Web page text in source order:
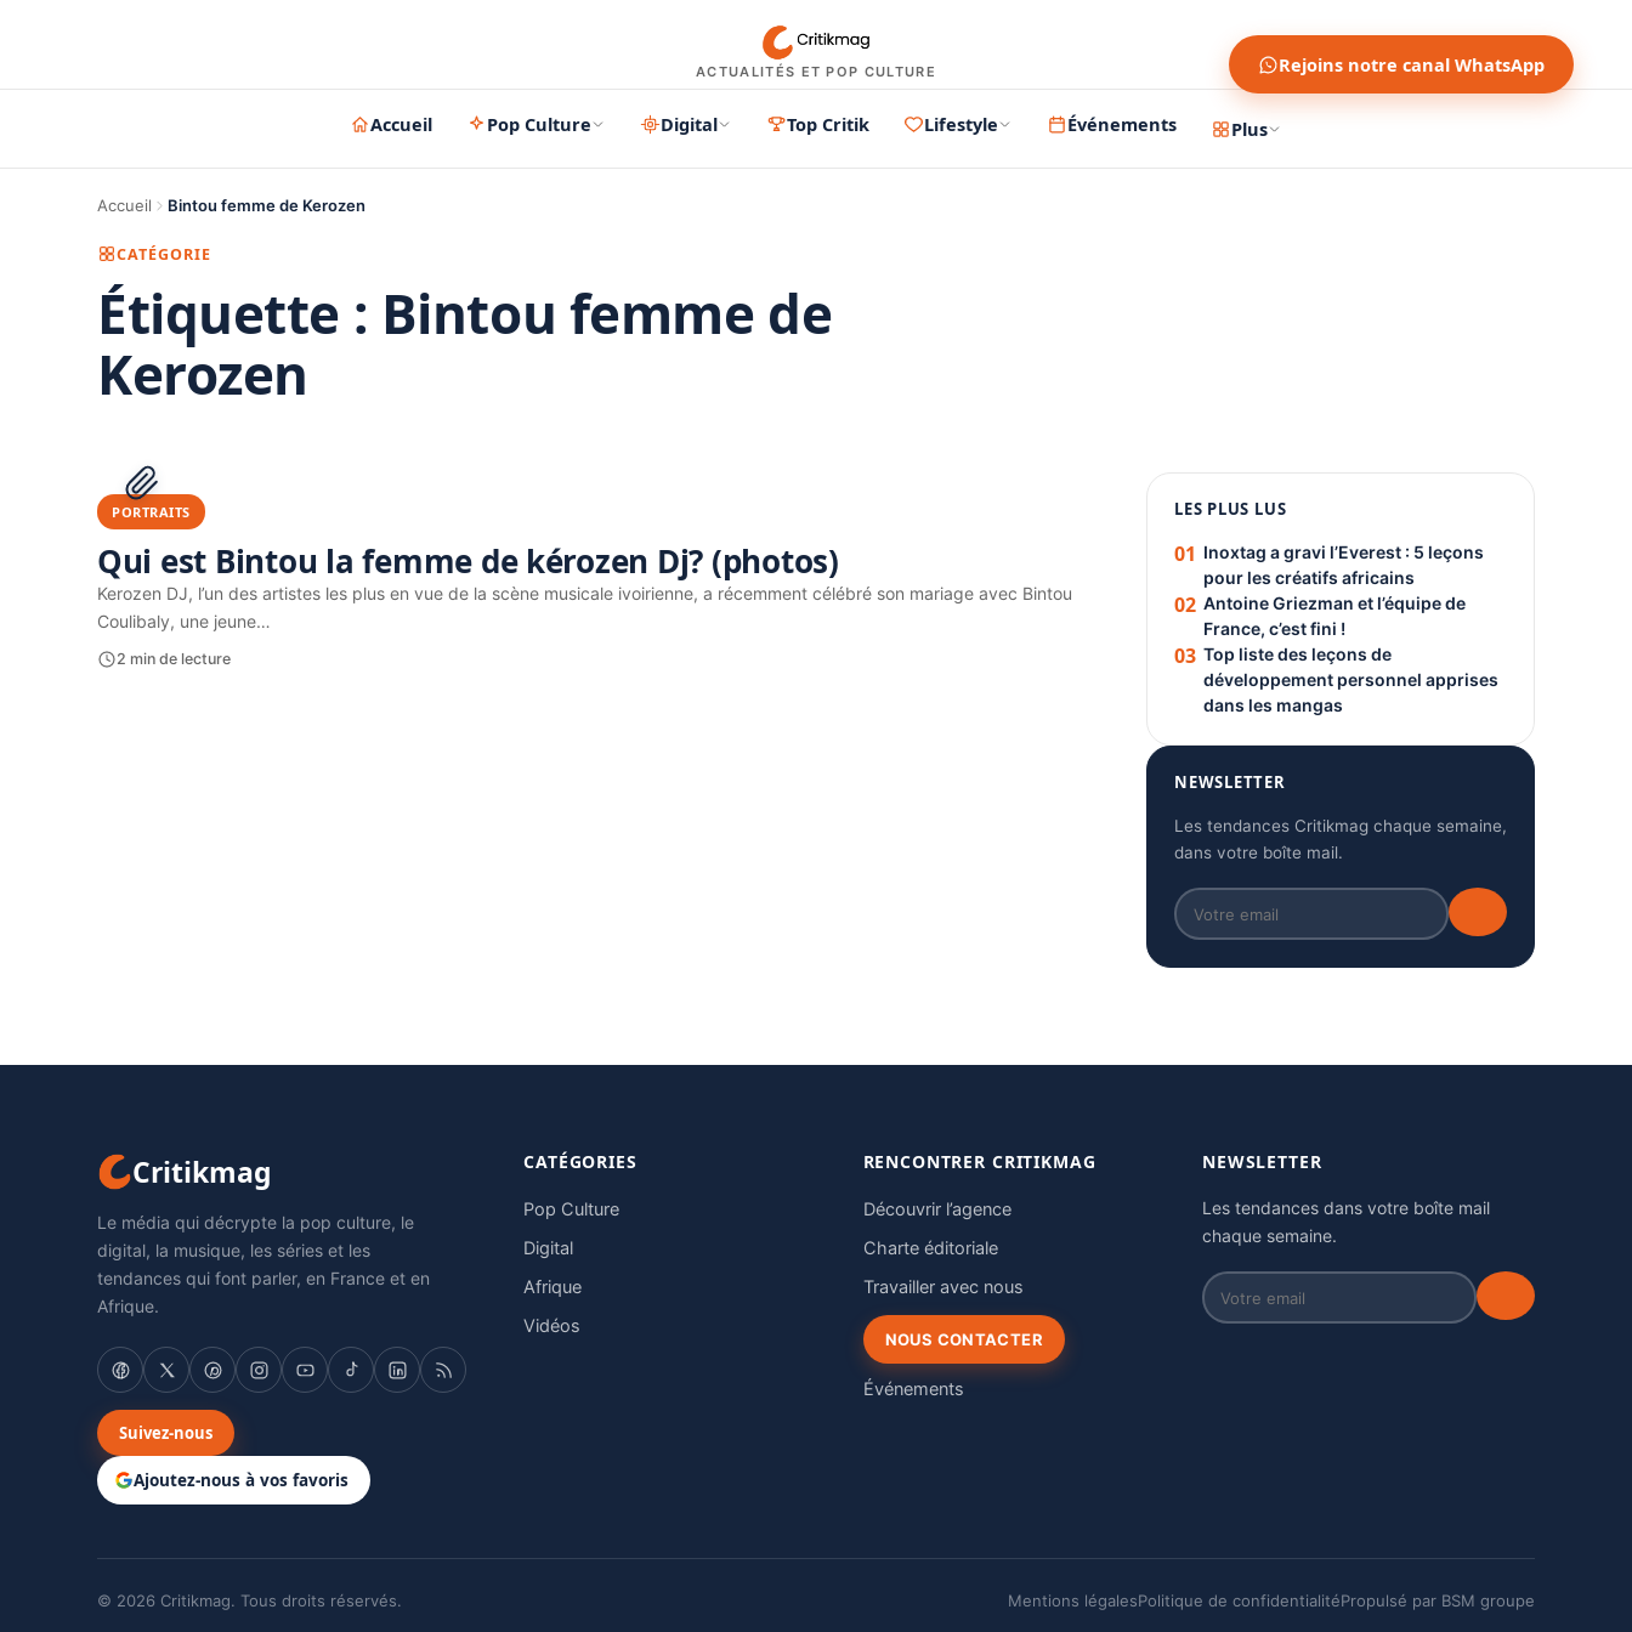
ACTUALITÉS ET POP CULTURE Rejoins notre canal WhatsApp
Accueil Pop Culture Digital Top Critik Lifestyle Événements Plus
Accueil Bintou femme de Kerozen
CATÉGORIE
Étiquette : Bintou femme de
Kerozen
PORTRAITS
Qui est Bintou la femme de kérozen Dj? (photos)
Kerozen DJ, l’un des artistes les plus en vue de la scène musicale ivoirienne, a récemment célébré son mariage avec Bintou
Coulibaly, une jeune…
2 min de lecture
PUBLICITÉ
LES PLUS LUS
01 Inoxtag a gravi l’Everest : 5 leçons
pour les créatifs africains
02 Antoine Griezman et l’équipe de
France, c’est fini !
03 Top liste des leçons de
développement personnel apprises
dans les mangas
NEWSLETTER
Les tendances Critikmag chaque semaine,
dans votre boîte mail.
Critikmag
Le média qui décrypte la pop culture, le
digital, la musique, les séries et les
tendances qui font parler, en France et en
Afrique.
Suivez-nous
Ajoutez-nous à vos favoris
CATÉGORIES
Pop Culture
Digital
Afrique
Vidéos
RENCONTRER CRITIKMAG
Découvrir l’agence
Charte éditoriale
Travailler avec nous
NOUS CONTACTER
Événements
NEWSLETTER
Les tendances dans votre boîte mail
chaque semaine.
© 2026 Critikmag. Tous droits réservés. Mentions légalesPolitique de confidentialitéPropulsé par BSM groupe